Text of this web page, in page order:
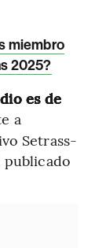
miembro
2025?
es de
a
Setrass-
publicado